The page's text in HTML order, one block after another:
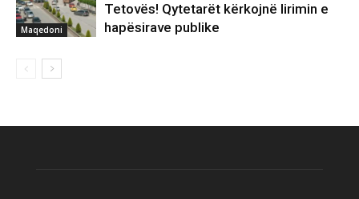
Maqedoni
Tetovës! Qytetarët kërkojnë lirimin e
hapësirave publike